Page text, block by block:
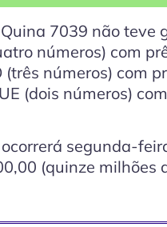
7039 não teve
números) com
números) com
(dois números)
segunda-
(quinze milhões